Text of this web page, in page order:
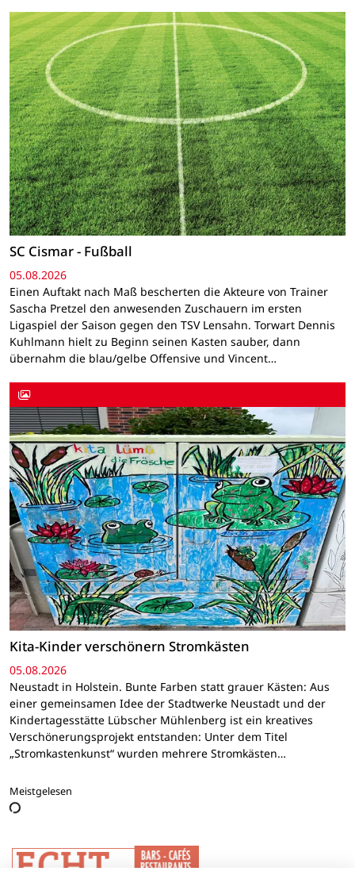
SC Cismar - Fußball
05.08.2026
Einen Auftakt nach Maß bescherten die Akteure von Trainer
Sascha Pretzel den anwesenden Zuschauern im ersten
Ligaspiel der Saison gegen den TSV Lensahn. Torwart Dennis
Kuhlmann hielt zu Beginn seinen Kasten sauber, dann
übernahm die blau/gelbe Offensive und Vincent…
Kita-Kinder verschönern Stromkästen
05.08.2026
Neustadt in Holstein. Bunte Farben statt grauer Kästen: Aus
einer gemeinsamen Idee der Stadtwerke Neustadt und der
Kindertagesstätte Lübscher Mühlenberg ist ein kreatives
Verschönerungsprojekt entstanden: Unter dem Titel
„Stromkastenkunst“ wurden mehrere Stromkästen…
Meistgelesen